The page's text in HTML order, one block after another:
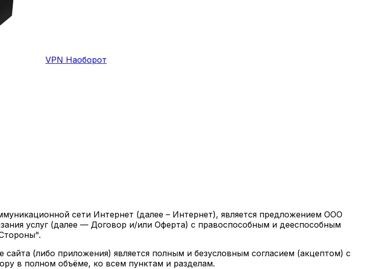
VPN Наоборот
сети Интернет (далее – Интернет), является предложением ООО
услуг (далее — Договор и/или Оферта) с правоспособным и дееспособным
.
(либо приложения) является полным и безусловным согласием (акцептом) с
в полном объёме, ко всем пунктам и разделам.